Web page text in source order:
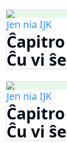
Jen nia IJK
Ĉu vi
Jen nia IJK
Ĉu vi